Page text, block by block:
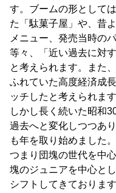
す。ブームの形として
た「駄菓子屋」や、昔
メニュー、発売当時の
等々、「近い過去に対
と考えられます。また
ふれていた高度経済成
ッチしたと考えられます
しかし長く続いた昭和
過去へと変化しつつあ
も年を取り始めました。
つまり団塊の世代を中
塊のジュニアを中心と
シフトしてきております